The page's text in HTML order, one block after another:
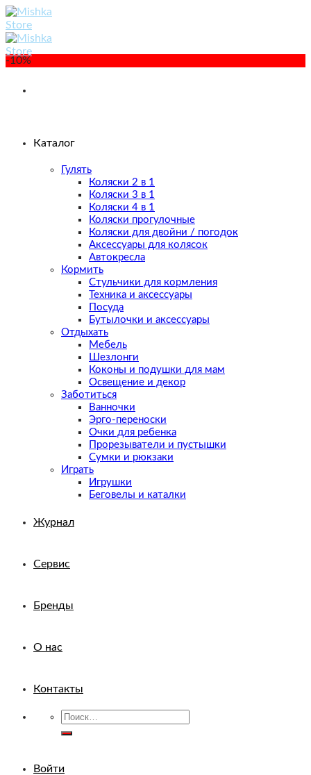
Skip
to
content
Каталог
Гулять
Коляски 2 в 1
Коляски 3 в 1
Коляски 4 в 1
Коляски прогулочные
Коляски для двойни / погодок
Аксессуары для колясок
Автокресла
Кормить
Стульчики для кормления
Техника и аксессуары
Посуда
Бутылочки и аксессуары
Отдыхать
Мебель
Шезлонги
Коконы и подушки для мам
Освещение и декор
Заботиться
Ванночки
Эрго-переноски
Очки для ребенка
Прорезыватели и пустышки
Сумки и рюкзаки
Играть
Игрушки
Беговелы и каталки
Журнал
Сервис
Бренды
О нас
Контакты
Искать:
Войти
-10%